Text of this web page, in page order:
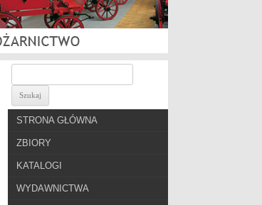
STRONA GŁÓWNA
ZBIORY
KATALOGI
WYDAWNICTWA